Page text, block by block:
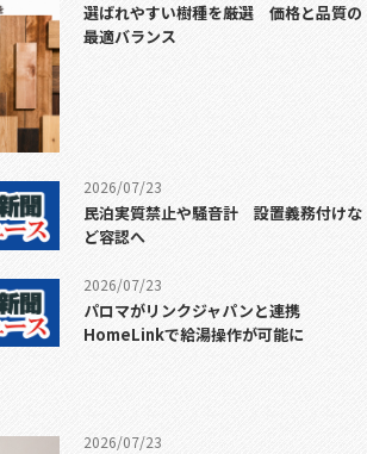
選ばれやすい樹種を厳選 価格と品質の
最適バランス
2026/07/23
民泊実質禁止や騒音計 設置義務付けな
ど容認へ
2026/07/23
パロマがリンクジャパンと連携
HomeLinkで給湯操作が可能に
2026/07/23